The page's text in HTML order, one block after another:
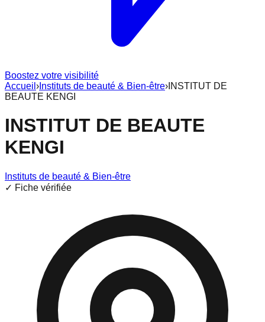
Boostez votre visibilité
Accueil › Instituts de beauté & Bien-être› INSTITUT DE
BEAUTE KENGI
INSTITUT DE BEAUTE
KENGI
Instituts de beauté & Bien-être
✓ Fiche vérifiée